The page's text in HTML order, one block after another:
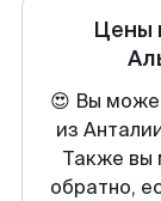
Цены
😍 Вы
из
Также вы
обратно,